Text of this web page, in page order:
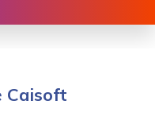
Caisoft